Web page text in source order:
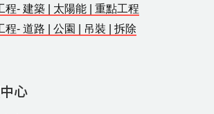
程- 建築 | 太陽能 | 重點工程
程- 道路 | 公園 | 吊裝 | 拆除
心